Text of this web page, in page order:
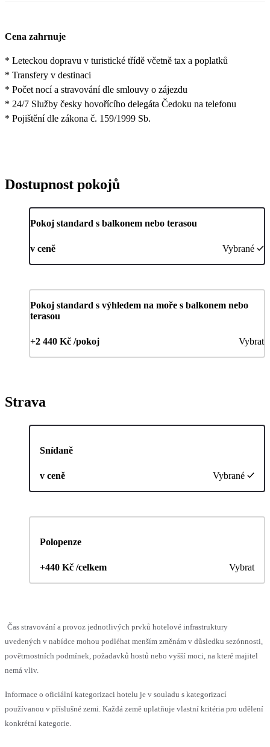
Cena zahrnuje
* Leteckou dopravu v turistické třídě včetně tax a poplatků
* Transfery v destinaci
* Počet nocí a stravování dle smlouvy o zájezdu
* 24/7 Služby česky hovořícího delegáta Čedoku na telefonu
* Pojištění dle zákona č. 159/1999 Sb.
Dostupnost pokojů
Pokoj standard s balkonem nebo terasou
v ceně Vybrané
Pokoj standard s výhledem na moře s balkonem nebo
terasou
+2 440 Kč /pokoj Vybrat
Strava
Snídaně
v ceně Vybrané
Polopenze
+440 Kč /celkem Vybrat
Čas stravování a provoz jednotlivých prvků hotelové infrastruktury
uvedených v nabídce mohou podléhat menším změnám v důsledku sezónnosti,
povětrnostních podmínek, požadavků hostů nebo vyšší moci, na které majitel
nemá vliv.
Informace o oficiální kategorizaci hotelu je v souladu s kategorizací
používanou v příslušné zemi. Každá země uplatňuje vlastní kritéria pro udělení
konkrétní kategorie.